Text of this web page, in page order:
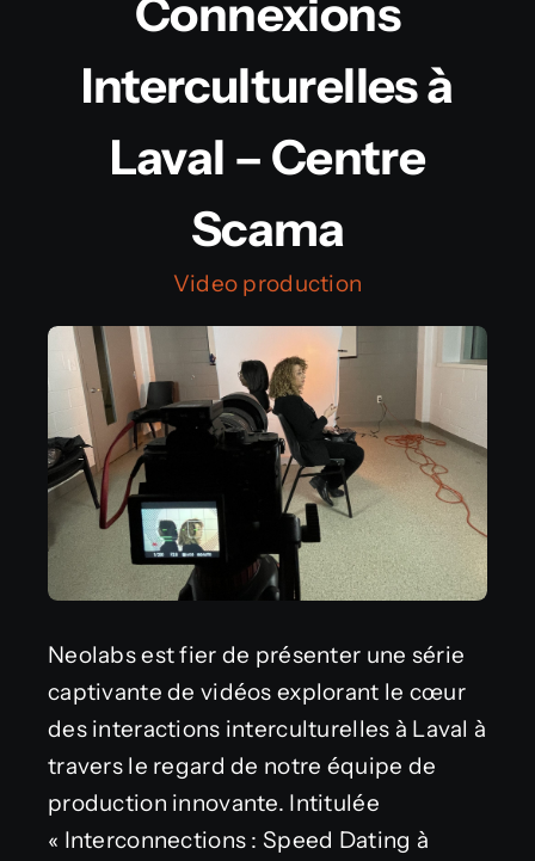
Connexions
Interculturelles à
Laval – Centre
Scama
Video production
Neolabs est fier de présenter une série
captivante de vidéos explorant le cœur
des interactions interculturelles à Laval à
travers le regard de notre équipe de
production innovante. Intitulée
« Interconnections : Speed Dating à